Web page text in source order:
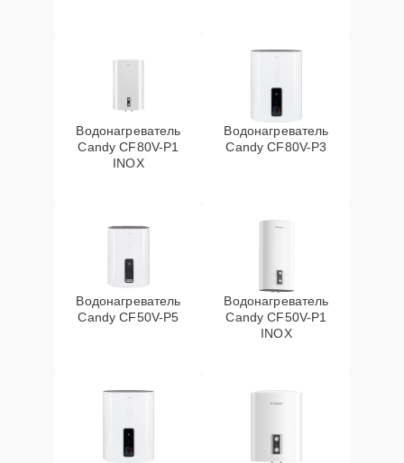
Водонагреватель
Candy CF80V-P1
INOX
Водонагреватель
Candy CF80V-P3
Водонагреватель
Candy CF50V-P5
Водонагреватель
Candy CF50V-P1
INOX